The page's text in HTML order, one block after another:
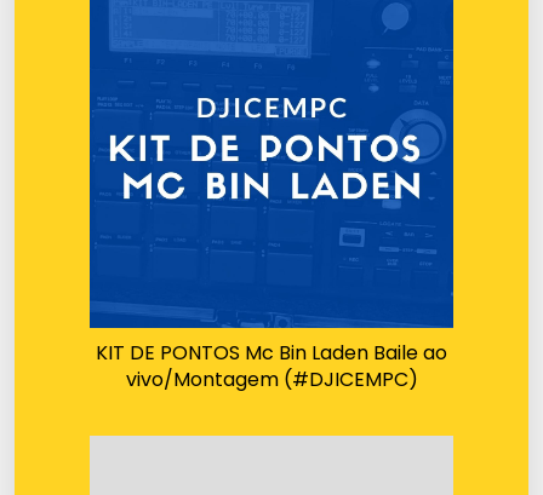
KIT DE PONTOS Mc Bin Laden Baile ao
vivo/Montagem (#DJICEMPC)